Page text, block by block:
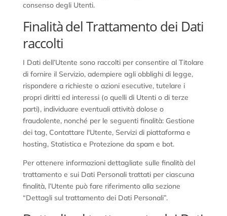
consenso degli Utenti.
Finalità del Trattamento dei Dati
raccolti
I Dati dell’Utente sono raccolti per consentire al Titolare
di fornire il Servizio, adempiere agli obblighi di legge,
rispondere a richieste o azioni esecutive, tutelare i
propri diritti ed interessi (o quelli di Utenti o di terze
parti), individuare eventuali attività dolose o
fraudolente, nonché per le seguenti finalità: Gestione
dei tag, Contattare l'Utente, Servizi di piattaforma e
hosting, Statistica e Protezione da spam e bot.
Per ottenere informazioni dettagliate sulle finalità del
trattamento e sui Dati Personali trattati per ciascuna
finalità, l’Utente può fare riferimento alla sezione
“Dettagli sul trattamento dei Dati Personali”.